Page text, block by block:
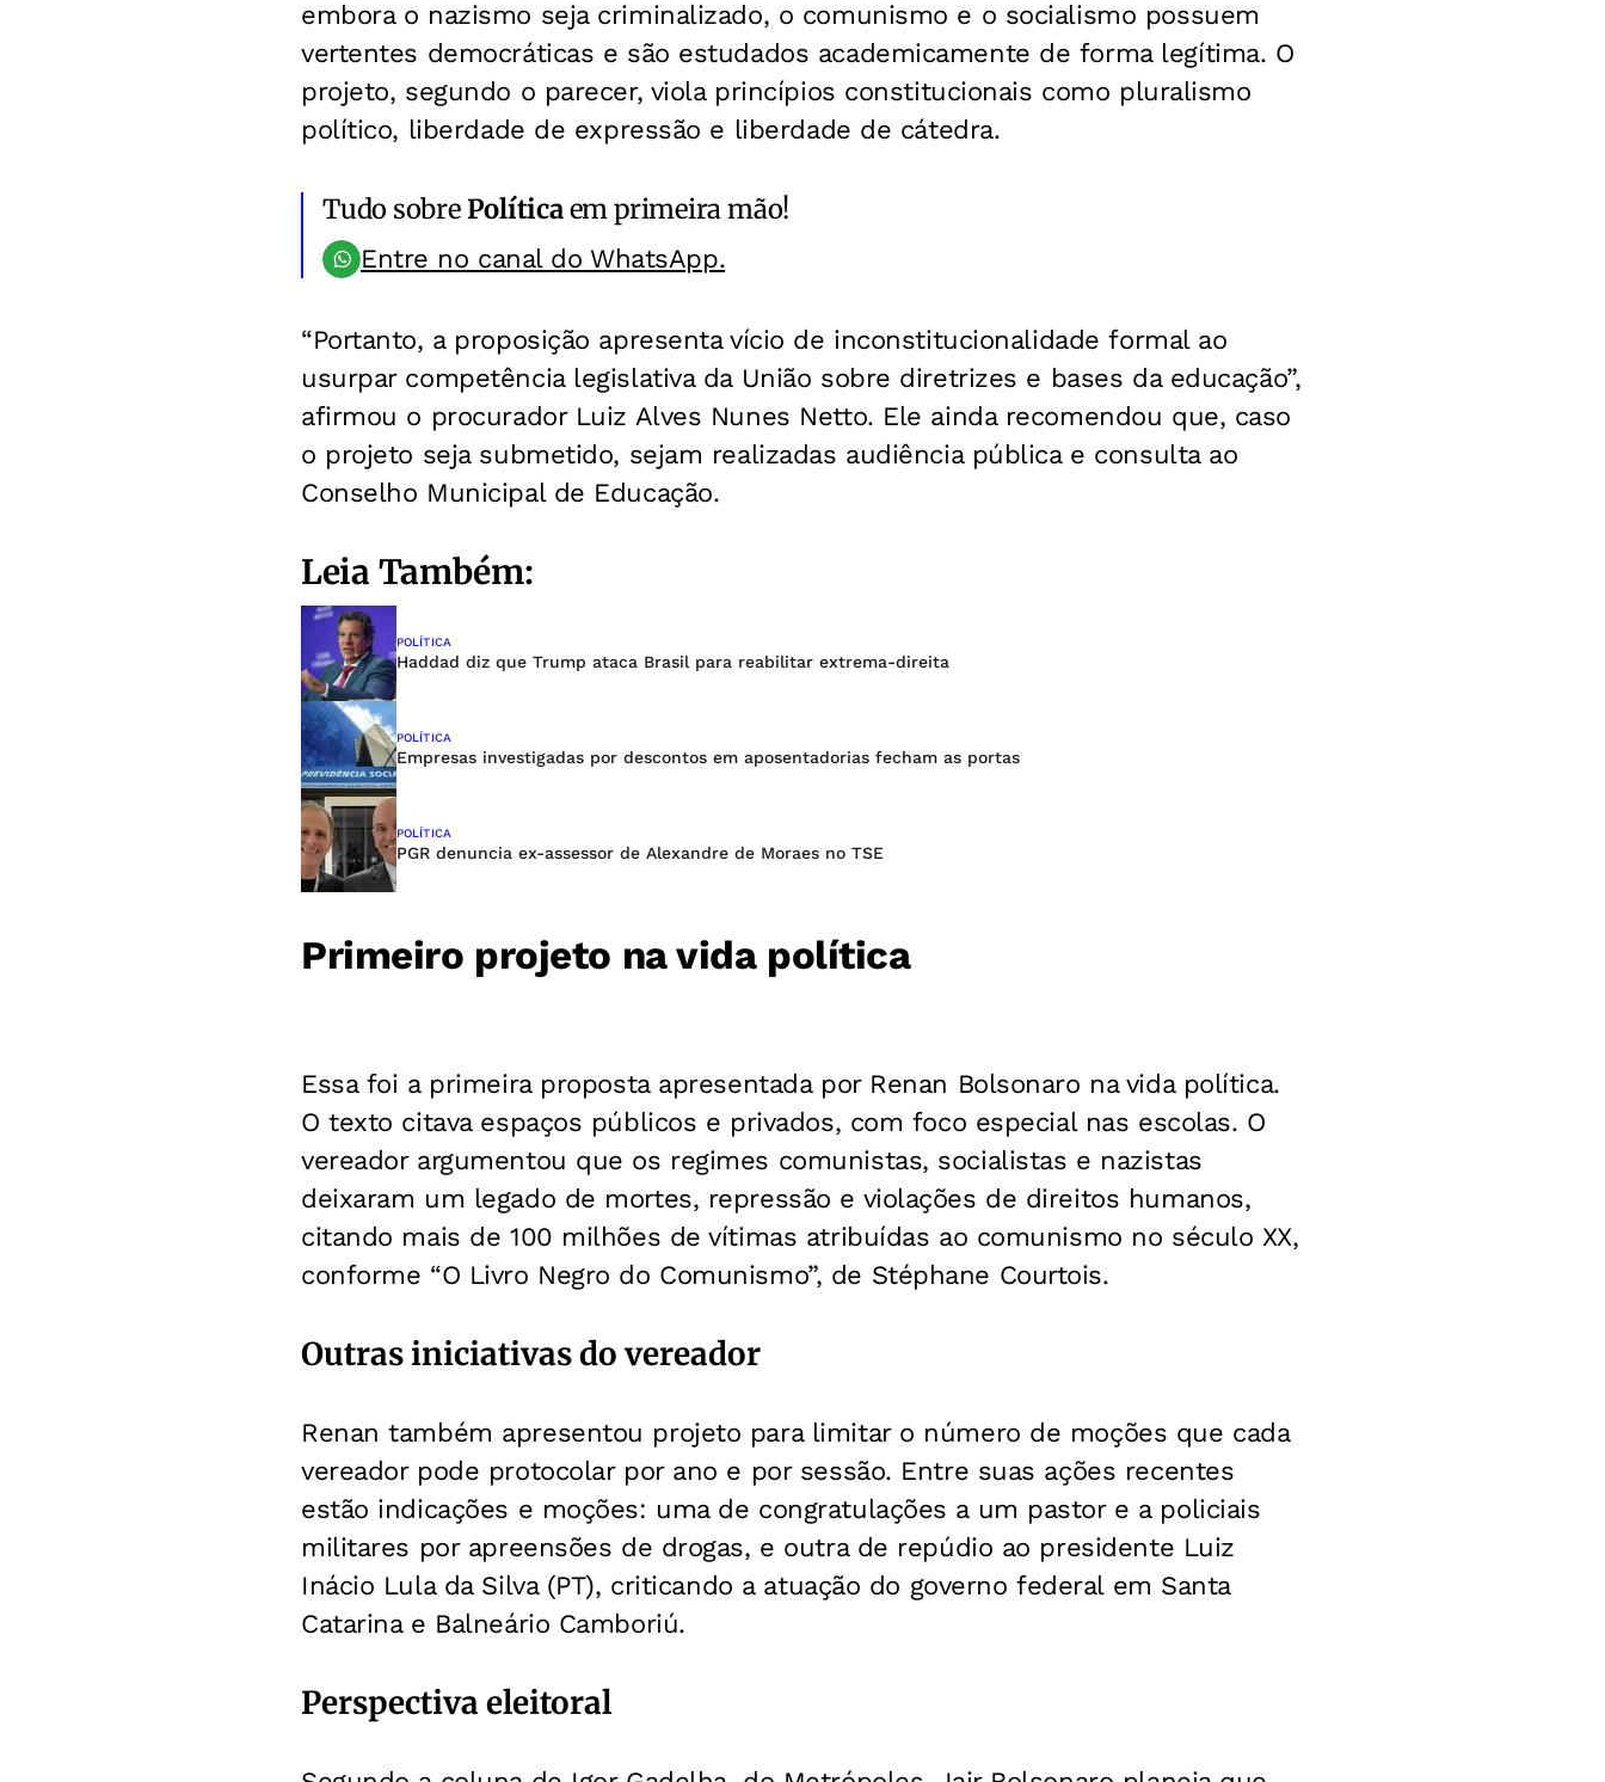
embora o nazismo seja criminalizado, o comunismo e o socialismo possuem
vertentes democráticas e são estudados academicamente de forma legítima. O
projeto, segundo o parecer, viola princípios constitucionais como pluralismo
político, liberdade de expressão e liberdade de cátedra.
Tudo sobrePolíticaem primeira mão!
Entre no canal do WhatsApp.
“Portanto, a proposição apresenta vício de inconstitucionalidade formal ao
usurpar competência legislativa da União sobre diretrizes e bases da educação”,
afirmou o procurador Luiz Alves Nunes Netto. Ele ainda recomendou que, caso
o projeto seja submetido, sejam realizadas audiência pública e consulta ao
Conselho Municipal de Educação.
Leia Também:
POLÍTICA
Haddad diz que Trump ataca Brasil para reabilitar extrema-direita
POLÍTICA
Empresas investigadas por descontos em aposentadorias fecham as portas
POLÍTICA
PGR denuncia ex-assessor de Alexandre de Moraes no TSE
Primeiro projeto na vida política
Essa foi a primeira proposta apresentada por Renan Bolsonaro na vida política.
O texto citava espaços públicos e privados, com foco especial nas escolas. O
vereador argumentou que os regimes comunistas, socialistas e nazistas
deixaram um legado de mortes, repressão e violações de direitos humanos,
citando mais de 100 milhões de vítimas atribuídas ao comunismo no século XX,
conforme “O Livro Negro do Comunismo”, de Stéphane Courtois.
Outras iniciativas do vereador
Renan também apresentou projeto para limitar o número de moções que cada
vereador pode protocolar por ano e por sessão. Entre suas ações recentes
estão indicações e moções: uma de congratulações a um pastor e a policiais
militares por apreensões de drogas, e outra de repúdio ao presidente Luiz
Inácio Lula da Silva (PT), criticando a atuação do governo federal em Santa
Catarina e Balneário Camboriú.
Perspectiva eleitoral